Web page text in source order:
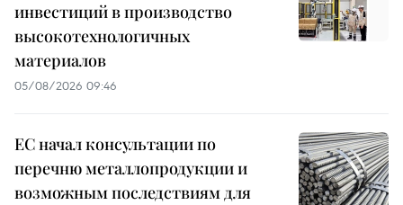
инвестиций в производство
высокотехнологичных
материалов
05/08/2026 09:46
ЕС начал консультации по
перечню металлопродукции и
возможным последствиям для